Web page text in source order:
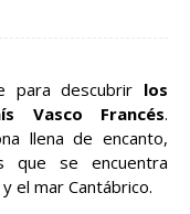
para descubrir los
Vasco Francés.
llena de encanto,
que se encuentra
el mar Cantábrico.